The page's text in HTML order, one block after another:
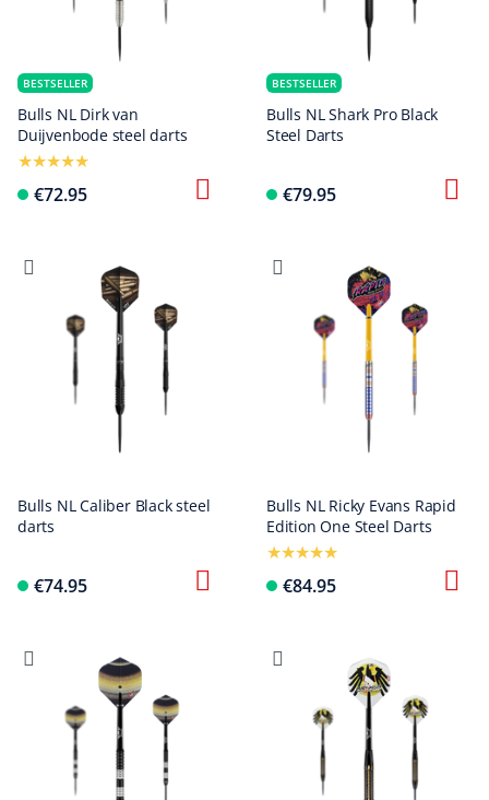
BESTSELLER
Bulls NL Dirk van
Duijvenbode steel darts
€72.95
BESTSELLER
Bulls NL Shark Pro Black
Steel Darts
€79.95
Bulls NL Caliber Black steel
darts
€74.95
Bulls NL Ricky Evans Rapid
Edition One Steel Darts
€84.95